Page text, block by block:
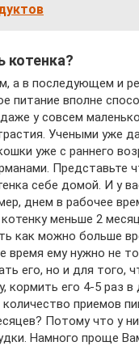
котенка?
а в последующем и
питание вполне
у совсем
Учеными уже
уже с раннего
Представьте
себе домой. И у
днем в рабочее
меньше 2
как можно больше
время ему нужно не
его, но и для того,
кормить его 4-5 раз
приемов
Потому что у
Намного проще